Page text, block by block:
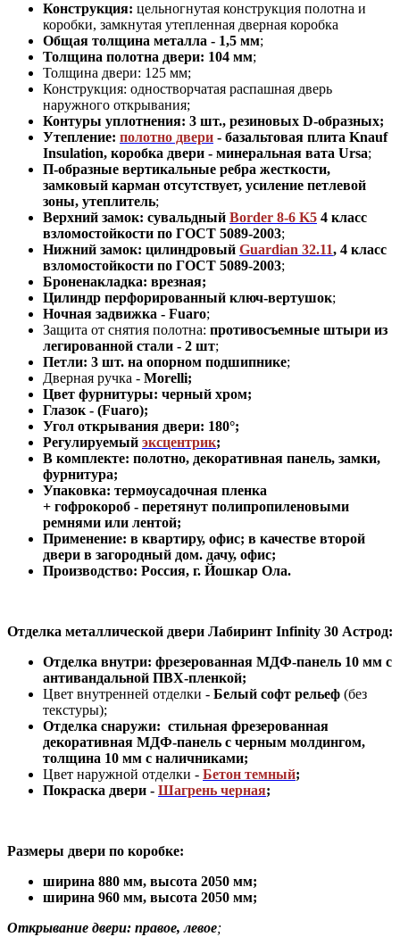
Конструкция: цельногнутая конструкция полотна и
коробки, замкнутая утепленная дверная коробка
Общая толщина металла - 1,5 мм;
Толщина полотна двери: 104 мм;
Толщина двери: 125 мм;
Конструкция: одностворчатая распашная дверь
наружного открывания;
Контуры уплотнения: 3 шт., резиновых D-образных;
Утепление: полотно двери - базальтовая плита Knauf
Insulation, коробка двери - минеральная вата Ursa;
П-образные вертикальные ребра жесткости,
замковый карман отсутствует, усиление петлевой
зоны, утеплитель;
Верхний замок: сувальдный Border 8-6 K5 4 класс
взломостойкости по ГОСТ 5089-2003;
Нижний замок: цилиндровый Guardian 32.11, 4 класс
взломостойкости по ГОСТ 5089-2003;
Броненакладка: врезная;
Цилиндр перфорированный ключ-вертушок;
Ночная задвижка - Fuaro;
Защита от снятия полотна: противосъемные штыри из
легированной стали - 2 шт;
Петли: 3 шт. на опорном подшипнике;
Дверная ручка - Morelli;
Цвет фурнитуры: черный хром;
Глазок - (Fuaro);
Угол открывания двери: 180°;
Регулируемый эксцентрик;
В комплекте: полотно, декоративная панель, замки,
фурнитура;
Упаковка: термоусадочная пленка
+ гофрокороб - перетянут полипропиленовыми
ремнями или лентой;
Применение: в квартиру, офис; в качестве второй
двери в загородный дом. дачу, офис;
Производство: Россия, г. Йошкар Ола.
Отделка металлической двери Лабиринт Infinity 30 Астрод:
Отделка внутри: фрезерованная МДФ-панель 10 мм с
антивандальной ПВХ-пленкой;
Цвет внутренней отделки - Белый софт рельеф (без
текстуры);
Отделка снаружи: стильная фрезерованная
декоративная МДФ-панель с черным молдингом,
толщина 10 мм с наличниками;
Цвет наружной отделки - Бетон темный;
Покраска двери - Шагрень черная;
Размеры двери по коробке:
ширина 880 мм, высота 2050 мм;
ширина 960 мм, высота 2050 мм;
Открывание двери: правое, левое;